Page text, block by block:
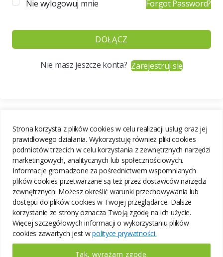
Strona korzysta z plików cookies w celu realizacji usług oraz jej
prawidłowego działania. Wykorzystuję również pliki cookies
podmiotów trzecich w celu korzystania z zewnętrznych narzędzi
marketingowych, analitycznych lub społecznościowych.
Informacje gromadzone za pośrednictwem wspomnianych
plików cookies przetwarzane są też przez dostawców narzędzi
zewnętrznych. Możesz określić warunki przechowywania lub
dostępu do plików cookies w Twojej przeglądarce. Dalsze
korzystanie ze strony oznacza Twoją zgodę na ich użycie.
Więcej szczegółowych informacji o wykorzystaniu plików
cookies zawartych jest wpolityce prywatności.
Tak, wyrażam zgodę.
Nie wylogowuj mnie Forgot Password?
DOŁĄCZ
Nie masz jeszcze konta?Zarejestruj się